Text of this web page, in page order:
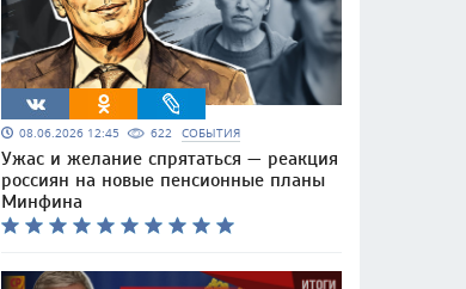
08.06.2026 12:45 622 СОБЫТИЯ
Ужас и желание спрятаться — реакция
россиян на новые пенсионные планы
Минфина